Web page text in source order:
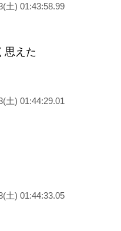
土) 01:43:58.99
思えた
土) 01:44:29.01
土) 01:44:33.05